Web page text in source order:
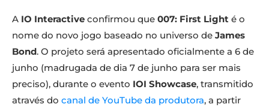
A IO Interactive confirmou que 007: First Light é o
nome do novo jogo baseado no universo de James
Bond. O projeto será apresentado oficialmente a 6 de
junho (madrugada de dia 7 de junho para ser mais
preciso), durante o evento IOI Showcase, transmitido
através do canal de YouTube da produtora, a partir